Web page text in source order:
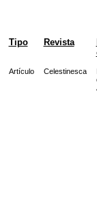
Tipo Revista
Artículo Celestinesca